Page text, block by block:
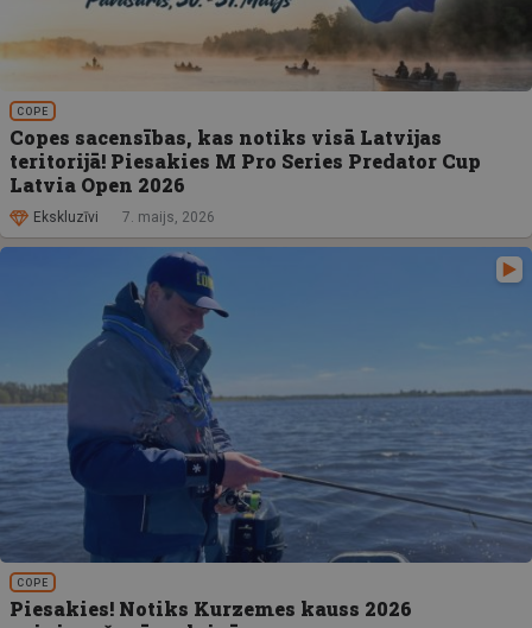
COPE
Copes sacensības, kas notiks visā Latvijas
teritorijā! Piesakies M Pro Series Predator Cup
Latvia Open 2026
Ekskluzīvi 7. maijs, 2026
COPE
Piesakies! Notiks Kurzemes kauss 2026